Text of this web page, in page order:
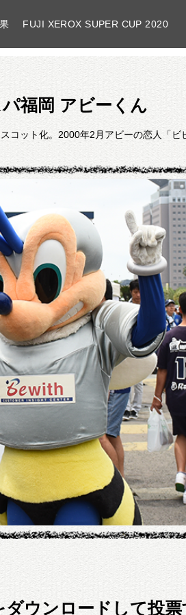
FUJI XEROX SUPER CUP 2020
福岡
福岡 アビーくん
コット化。2000年2月アビーの恋人「
ダウンロードして投